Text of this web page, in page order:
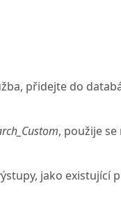
přidejte do
, použije
jako existující